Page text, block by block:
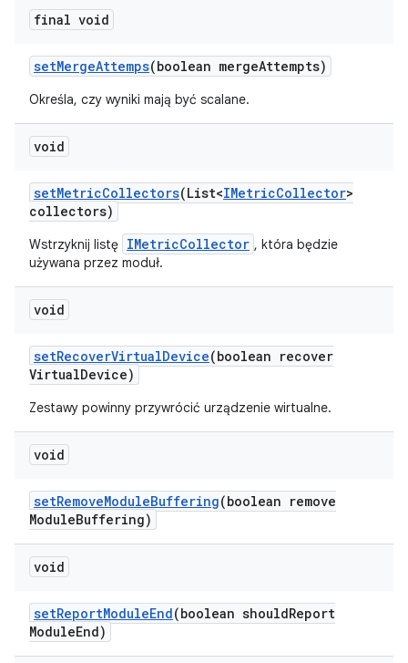
final void
setMergeAttemps(boolean mergeAttempts)
Określa, czy wyniki mają być scalane.
void
setMetricCollectors(List<IMetricCollector>
collectors)
Wstrzyknij listę IMetricCollector , która będzie
używana przez moduł.
void
setRecoverVirtualDevice(boolean recover
VirtualDevice)
Zestawy powinny przywrócić urządzenie wirtualne.
void
setRemoveModuleBuffering(boolean remove
ModuleBuffering)
void
setReportModuleEnd(boolean shouldReport
ModuleEnd)